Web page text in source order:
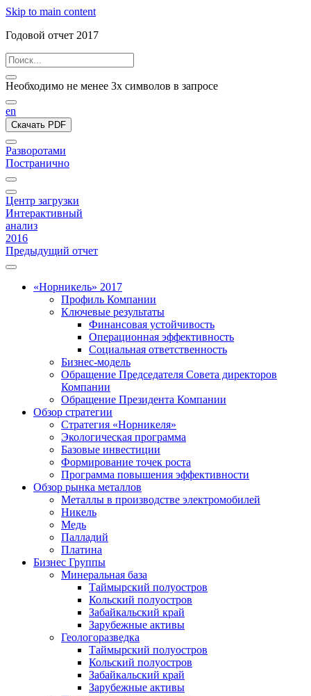
Skip to main content
Годовой отчет 2017
Необходимо не менее 3х символов в запросе
en
Скачать PDF
Разворотами
Постранично
Центр загрузки
Интерактивный
анализ
2016
Предыдущий отчет
«Норникель» 2017
Профиль Компании
Ключевые результаты
Финансовая устойчивость
Операционная эффективность
Социальная ответственность
Бизнес-модель
Обращение Председателя Совета директоров
Компании
Обращение Президента Компании
Обзор стратегии
Стратегия «Норникеля»
Экологическая программа
Базовые инвестиции
Формирование точек роста
Программа повышения эффективности
Обзор рынка металлов
Металлы в производстве электромобилей
Никель
Медь
Палладий
Платина
Бизнес Группы
Минеральная база
Таймырский полуостров
Кольский полуостров
Забайкальский край
Зарубежные активы
Геологоразведка
Таймырский полуостров
Кольский полуостров
Забайкальский край
Зарубежные активы